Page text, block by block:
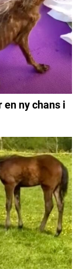
en ny chans i